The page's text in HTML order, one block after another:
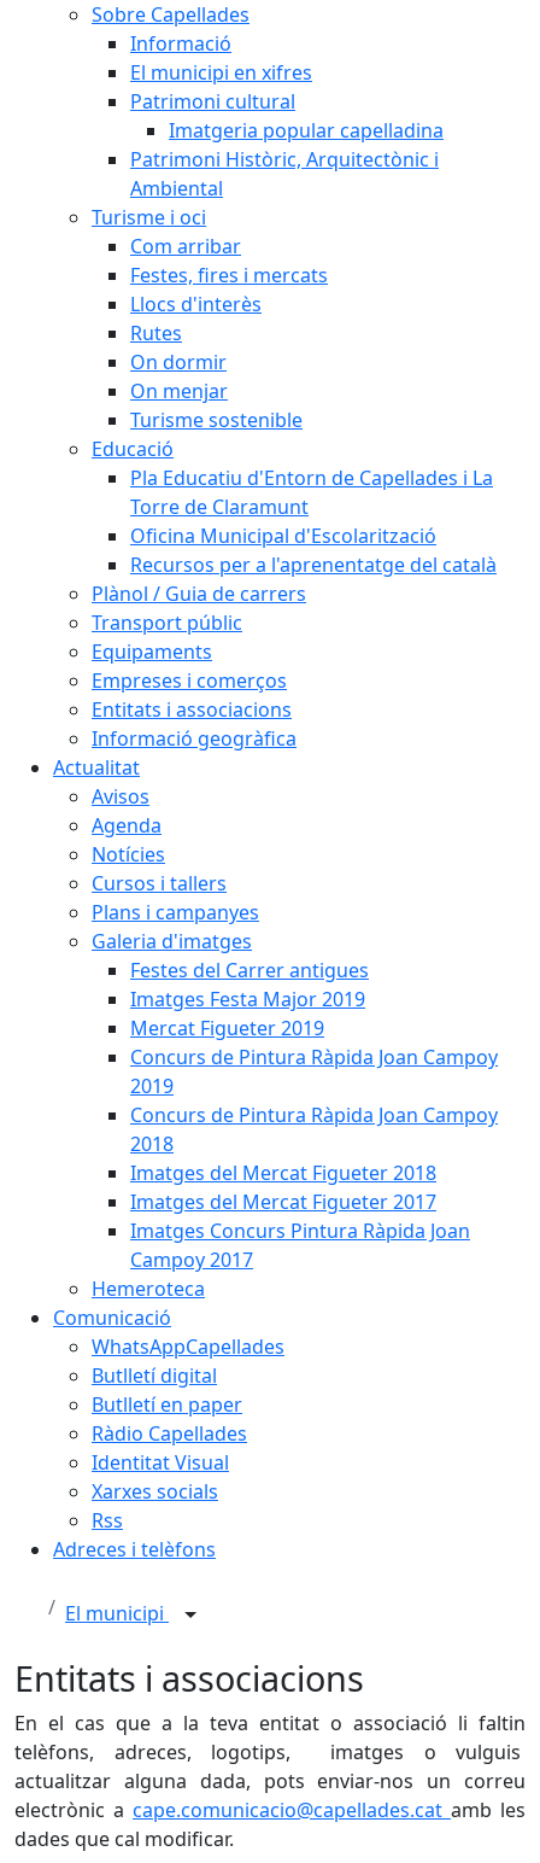
Sobre Capellades
Informació
El municipi en xifres
Patrimoni cultural
Imatgeria popular capelladina
Patrimoni Històric, Arquitectònic i
Ambiental
Turisme i oci
Com arribar
Festes, fires i mercats
Llocs d'interès
Rutes
On dormir
On menjar
Turisme sostenible
Educació
Pla Educatiu d'Entorn de Capellades i La
Torre de Claramunt
Oficina Municipal d'Escolarització
Recursos per a l'aprenentatge del català
Plànol / Guia de carrers
Transport públic
Equipaments
Empreses i comerços
Entitats i associacions
Informació geogràfica
Actualitat
Avisos
Agenda
Notícies
Cursos i tallers
Plans i campanyes
Galeria d'imatges
Festes del Carrer antigues
Imatges Festa Major 2019
Mercat Figueter 2019
Concurs de Pintura Ràpida Joan Campoy
2019
Concurs de Pintura Ràpida Joan Campoy
2018
Imatges del Mercat Figueter 2018
Imatges del Mercat Figueter 2017
Imatges Concurs Pintura Ràpida Joan
Campoy 2017
Hemeroteca
Comunicació
WhatsAppCapellades
Butlletí digital
Butlletí en paper
Ràdio Capellades
Identitat Visual
Xarxes socials
Rss
Adreces i telèfons
El municipi
Entitats i associacions
En el cas que a la teva entitat o associació li faltin
telèfons, adreces, logotips, imatges o vulguis
actualitzar alguna dada, pots enviar-nos un correu
electrònic a cape.comunicacio@capellades.cat amb les
dades que cal modificar.